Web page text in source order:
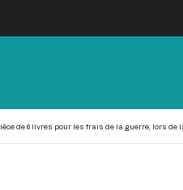
de 6 livres pour les frais de la guerre, lors de